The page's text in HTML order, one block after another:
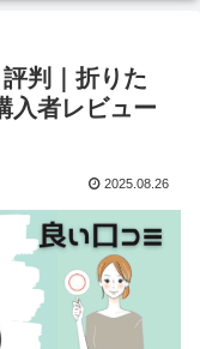
判｜折りた
入者レビュー
2025.08.26